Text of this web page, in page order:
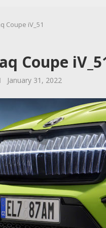
Coupe iV_51
Coupe
January 31, 2022